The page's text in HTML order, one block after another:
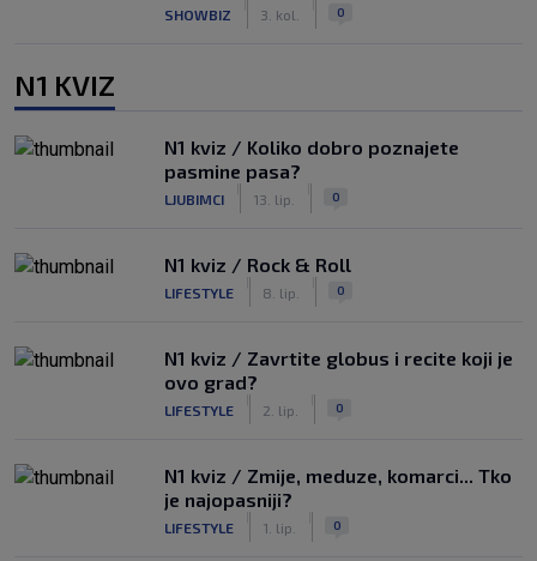
SHOWBIZ 3. kol. 0
N1 KVIZ
N1 kviz / Koliko dobro poznajete
pasmine pasa?
LJUBIMCI 13. lip. 0
N1 kviz / Rock & Roll
LIFESTYLE 8. lip. 0
N1 kviz / Zavrtite globus i recite koji je
ovo grad?
LIFESTYLE 2. lip. 0
N1 kviz / Zmije, meduze, komarci... Tko
je najopasniji?
LIFESTYLE 1. lip. 0